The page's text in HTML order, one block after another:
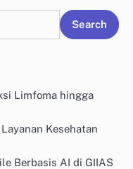
Search
Limfoma hingga
Kesehatan
Berbasis AI di GIIAS